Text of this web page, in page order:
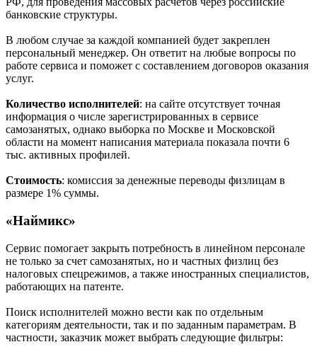
банковские структуры.
В любом случае за каждой компанией будет закреплен
персональный менеджер. Он ответит на любые вопросы по
работе сервиса и поможет с составлением договоров оказания
услуг.
Количество исполнителей: на сайте отсутствует точная
информация о числе зарегистрированных в сервисе
самозанятых, однако выборка по Москве и Московской
области на момент написания материала показала почти 6
тыс. активных профилей.
Стоимость: комиссия за денежные переводы физлицам в
размере 1% суммы.
«Наймикс»
Сервис помогает закрыть потребность в линейном персонале
не только за счет самозанятых, но и частных физлиц без
налоговых спецрежимов, а также иностранных специалистов,
работающих на патенте.
Поиск исполнителей можно вести как по отдельным
категориям деятельности, так и по заданным параметрам. В
частности, заказчик может выбрать следующие фильтры: